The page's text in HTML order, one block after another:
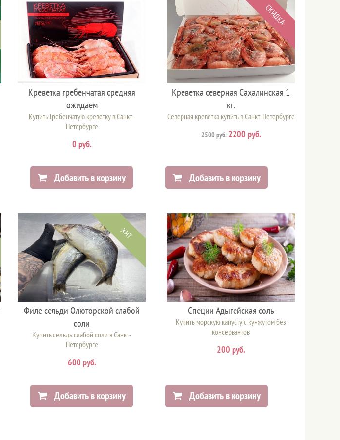
Креветка гребенчатая средняя
ожидаем
Купить Гребенчатую креветку в Санкт-
Петербурге
0 руб.
Добавить в корзину
СКИДКА
Креветка северная Сахалинская 1
кг.
Северная креветка купить в Санкт-Петербурге
2500 руб. 2200 руб.
Добавить в корзину
ХИТ
Филе сельди Олюторской слабой
соли
Купить сельдь слабой соли в Санкт-
Петербурге
600 руб.
Добавить в корзину
Специи Адыгейская соль
Купить морскую капусту с кунжутом без
консервантов
200 руб.
Добавить в корзину